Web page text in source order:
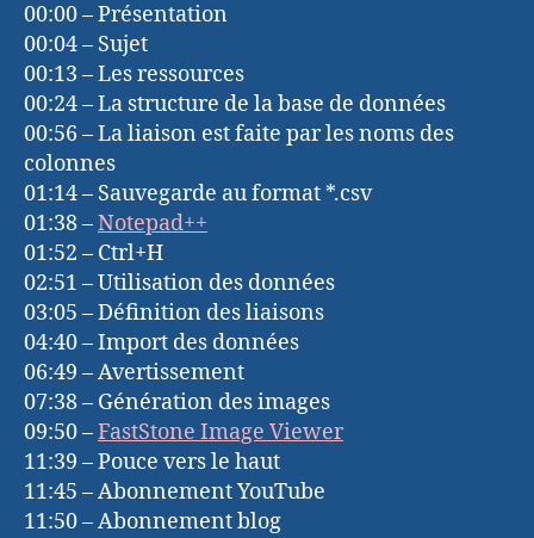
00:00 – Présentation
00:04 – Sujet
00:13 – Les ressources
00:24 – La structure de la base de données
00:56 – La liaison est faite par les noms des
colonnes
01:14 – Sauvegarde au format *.csv
01:38 –Notepad++
01:52 – Ctrl+H
02:51 – Utilisation des données
03:05 – Définition des liaisons
04:40 – Import des données
06:49 – Avertissement
07:38 – Génération des images
09:50 –FastStone Image Viewer
11:39 – Pouce vers le haut
11:45 – Abonnement YouTube
11:50 – Abonnement blog